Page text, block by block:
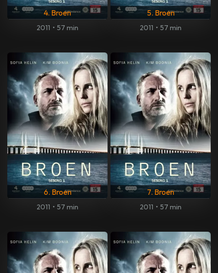
4. Broen
2011 • 57 min
5. Broen
2011 • 57 min
6. Broen
2011 • 57 min
7. Broen
2011 • 57 min